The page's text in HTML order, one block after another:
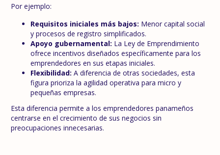
Por ejemplo:
Requisitos iniciales más bajos: Menor capital social
y procesos de registro simplificados.
Apoyo gubernamental: La Ley de Emprendimiento
ofrece incentivos diseñados específicamente para los
emprendedores en sus etapas iniciales.
Flexibilidad: A diferencia de otras sociedades, esta
figura prioriza la agilidad operativa para micro y
pequeñas empresas.
Esta diferencia permite a los emprendedores panameños
centrarse en el crecimiento de sus negocios sin
preocupaciones innecesarias.